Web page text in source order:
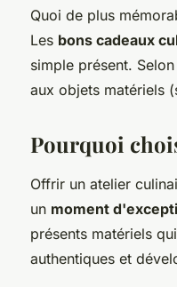
!
Quoi de plus
Les bons cadeaux
simple présent.
aux objets matériels
Pourquoi
Offrir un atelier
un moment
présents matériels
authentiques et